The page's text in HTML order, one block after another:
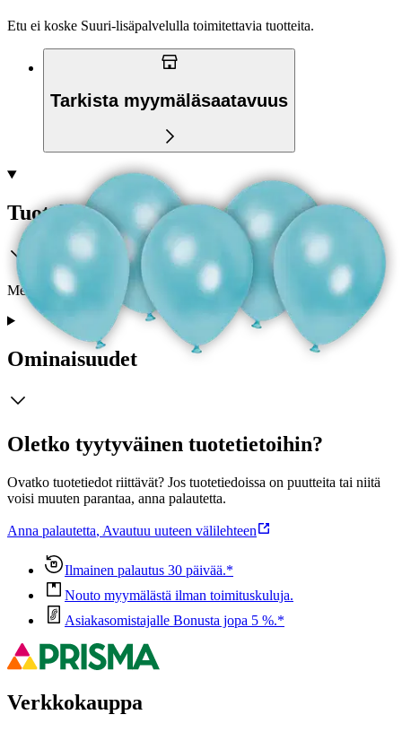
Etu ei koske Suuri‑lisäpalvelulla toimitettavia tuotteita.
Tarkista myymäläsaatavuus
Tuotekuvaus
Metallinhohtoiset pastelliväriset ilmapallot. Siniset 8 kappaletta
Ominaisuudet
Oletko tyytyväinen tuotetietoihin?
Ovatko tuotetiedot riittävät? Jos tuotetiedoissa on puutteita tai niitä
voisi muuten parantaa, anna palautetta.
Anna palautetta, Avautuu uuteen välilehteen
Ilmainen palautus 30 päivää.*
Nouto myymälästä ilman toimituskuluja.
Asiakasomistajalle Bonusta jopa 5 %.*
Verkkokauppa